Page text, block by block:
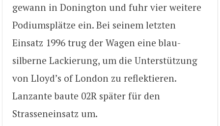
gewann in Donington und fuhr vier weitere
Podiumsplätze ein. Bei seinem letzten
Einsatz 1996 trug der Wagen eine blau-
silberne Lackierung, um die Unterstützung
von Lloyd’s of London zu reflektieren.
Lanzante baute 02R später für den
Strasseneinsatz um.